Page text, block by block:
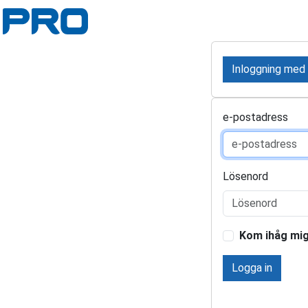
Inloggning med
e-postadress
Lösenord
Kom ihåg mig
Logga in